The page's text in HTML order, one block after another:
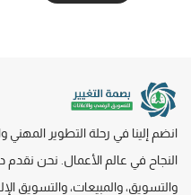
انضم إلينا في رحلة التطوير المهني
النجاح في عالم الأعمال. نحن نقدم
والتسويق، والمبيعات، والتسويق